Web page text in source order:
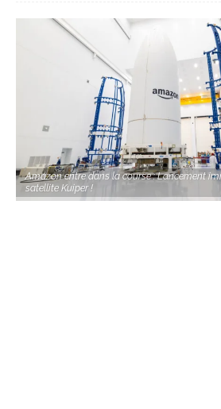
Amazon entre dans la course : Lancement
satellite Kuiper !